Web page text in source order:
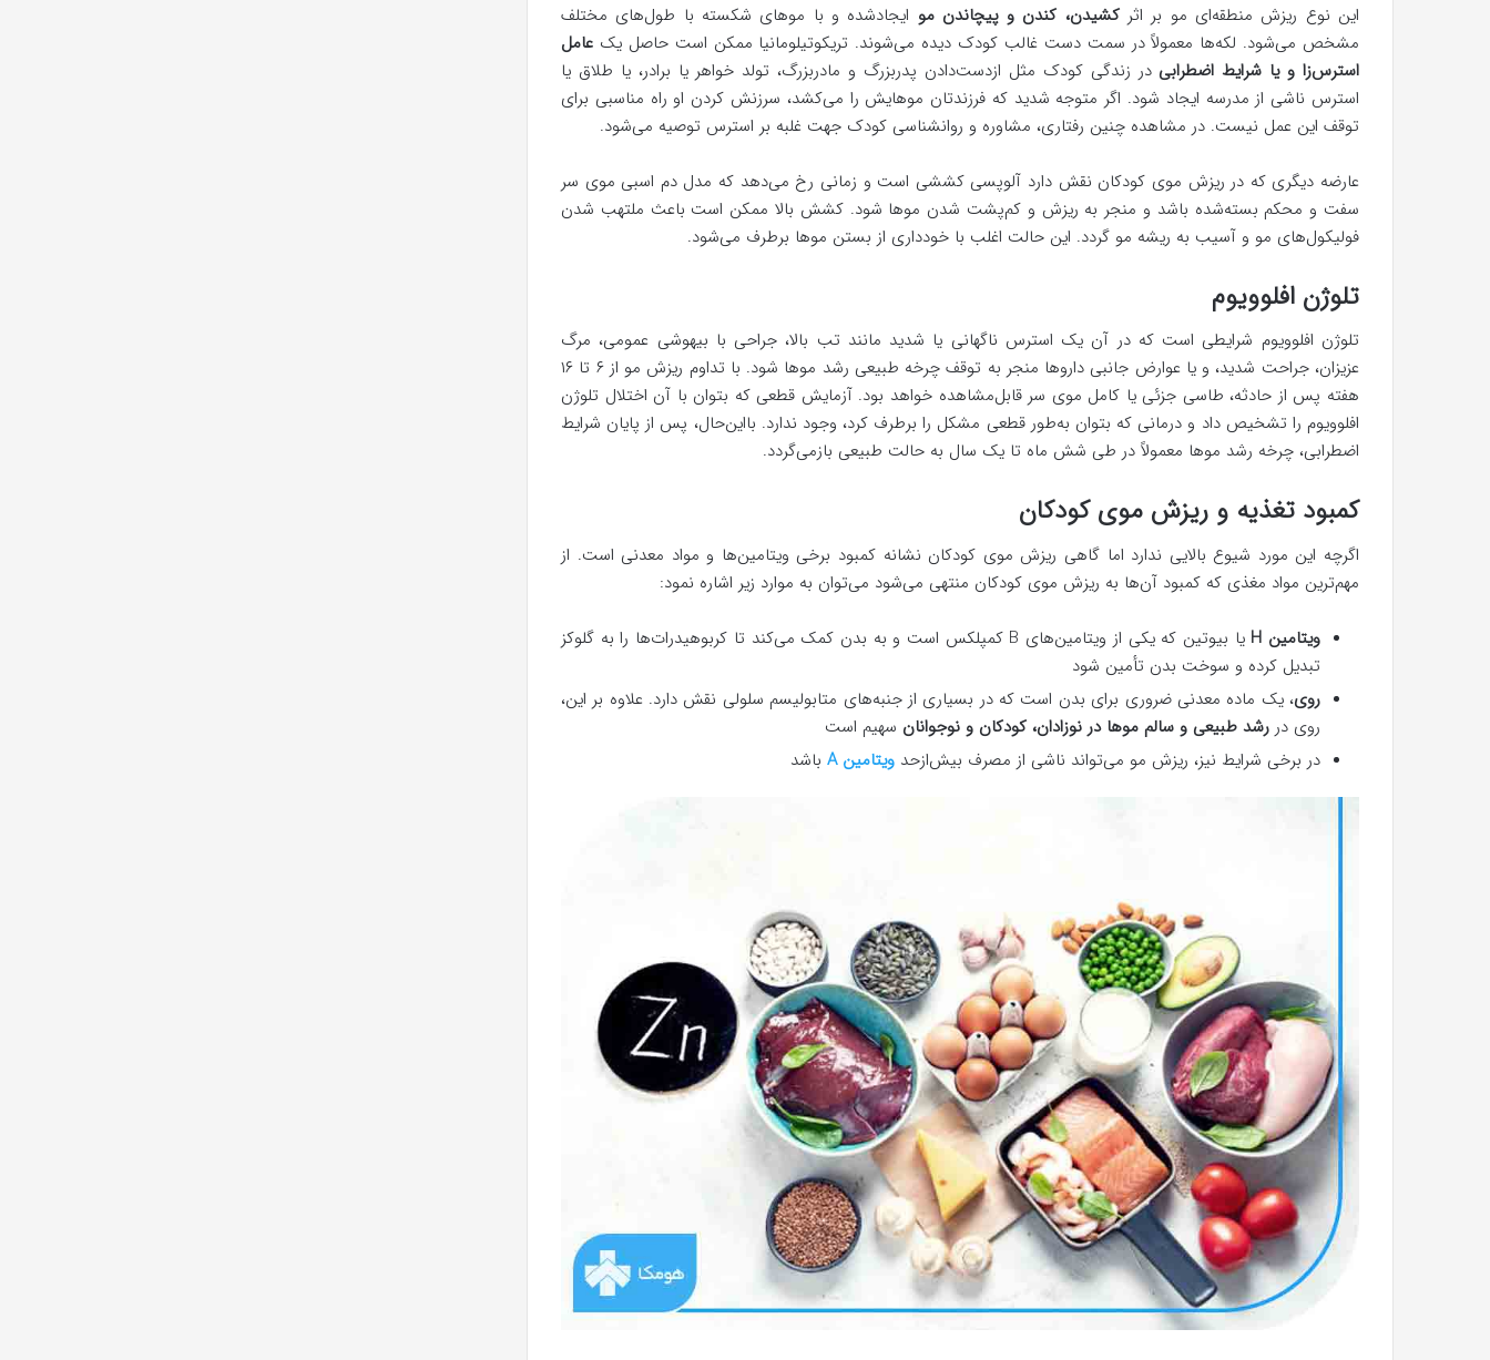
این نوع ریزش منطقه‌ای مو بر اثرکشیدن، کندن و پیچاندن مو ایجادشده و با موهای شکسته با طول‌های مختلف
مشخص می‌شود. لکه‌ها معمولاً در سمت دست غالب کودک دیده می‌شوند. تریکوتیلومانیا ممکن است حاصل یک عامل
استرس‌زا و یا شرایط اضطرابی در زندگی کودک مثل ازدست‌دادن پدربزرگ و مادربزرگ، تولد خواهر یا برادر، یا طلاق یا
استرس ناشی از مدرسه ایجاد شود. اگر متوجه شدید که فرزندتان موهایش را می‌کشد، سرزنش کردن او راه مناسبی برای
توقف این عمل نیست. در مشاهده چنین رفتاری، مشاوره و روانشناسی کودک جهت غلبه بر استرس توصیه می‌شود.
عارضه دیگری که در ریزش موی کودکان نقش دارد آلوپسی کششی است و زمانی رخ می‌دهد که مدل دم اسبی موی سر
سفت و محکم بسته‌شده باشد و منجر به ریزش و کم‌پشت شدن موها شود. کشش بالا ممکن است باعث ملتهب شدن
فولیکول‌های مو و آسیب به ریشه مو گردد. این حالت اغلب با خودداری از بستن موها برطرف می‌شود.
تلوژن افلوویوم
تلوژن افلوویوم شرایطی است که در آن یک استرس ناگهانی یا شدید مانند تب بالا، جراحی با بیهوشی عمومی، مرگ
عزیزان، جراحت شدید، و یا عوارض جانبی داروها منجر به توقف چرخه طبیعی رشد موها شود. با تداوم ریزش مو از ۶ تا ۱۶
هفته پس از حادثه، طاسی جزئی یا کامل موی سر قابل‌مشاهده خواهد بود. آزمایش قطعی که بتوان با آن اختلال تلوژن
افلوویوم را تشخیص داد و درمانی که بتوان به‌طور قطعی مشکل را برطرف کرد، وجود ندارد. بااین‌حال، پس از پایان شرایط
اضطرابی، چرخه رشد موها معمولاً در طی شش ماه تا یک سال به حالت طبیعی بازمی‌گردد.
کمبود تغذیه‌ و ریزش موی کودکان
اگرچه این مورد شیوع بالایی ندارد اما گاهی ریزش موی کودکان نشانه کمبود برخی ویتامین‌ها و مواد معدنی است. از
مهم‌ترین مواد مغذی که کمبود آن‌ها به ریزش موی کودکان منتهی می‌شود می‌توان به موارد زیر اشاره نمود:
ویتامین H
یا بیوتین که یکی از ویتامین‌های B کمپلکس است و به بدن کمک می‌کند تا کربوهیدرات‌ها را به گلوکز
تبدیل کرده و سوخت بدن تأمین شود
روی، یک ماده معدنی ضروری برای بدن است که در بسیاری از جنبه‌های متابولیسم سلولی نقش دارد. علاوه بر این،
روی در رشد طبیعی و سالم موها در نوزادان، کودکان و نوجوانان سهیم است
در برخی شرایط نیز، ریزش مو می‌تواند ناشی از مصرف بیش‌ازحد ویتامین A باشد